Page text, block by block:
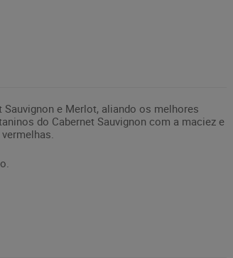
e Merlot, aliando os melhores
do Cabernet Sauvignon com a maciez e